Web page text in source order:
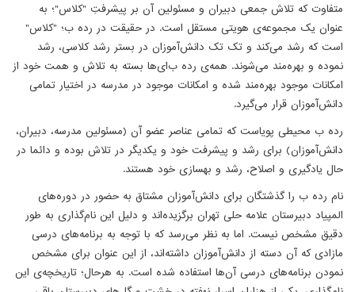
متفاوت که تلاش جمعی دبیران و مسئولین آن بر پیشرفتِ "کلاس"؛ به
عنوان یک مجموعه‌ی هویتی مستقل است. در حقیقت در رده ب؛ "کلاس"
است که رشد می‌کند و تک تک دانش‌آموزان در بستر رشد کلاسی، رشد
نموده و بهره‌مند می‌شوند. همه‌ی رده ب‌ای‌ها بسته به تلاش و همت خود از
امکانات موجود بهره‌مند شده و امکانات موجود در مدرسه در اختیار تمامی
دانش‌آموزان قرار می‌گیرد.
رده ب محیطی پویاست که تمامی عناصر عضو آن (مسئولین مدرسه، دبیران،
دانش‌آموزان) برای رشد و پیشرفت خود و یکدیگر در تلاش بوده و دائما در
حال یادگیری و اصلاح، رشد و بهسازی خود هستند.
نام رده ب را گذشتگان برای دانش‌آموزان مشتاق به حضور در دوره‌های
المپیاد دبیرستان علامه حلی تهران برگزیده‌اند و دلیل این نام‌گذاری به طور
دقیق مشخص نیست. اما به نظر می‌رسد که با توجه به برنامه‌های درسی
مازادی که آن دسته از دانش‌آموزان داشته‌اند، از این عنوان برای مشخص
نمودن برنامه‌های درسی آن‌ها استفاده ‌شده است. به هرحال؛ تاریخچه‌ی این